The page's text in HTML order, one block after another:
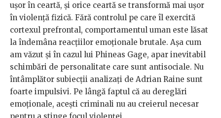
ușor în ceartă, și orice ceartă se transformă mai ușor
în violență fizică. Fără controlul pe care îl exercită
cortexul prefrontal, comportamentul uman este lăsat
la îndemâna reacțiilor emoționale brutale. Așa cum
am văzut și în cazul lui Phineas Gage, apar inevitabil
schimbări de personalitate care sunt antisociale. Nu
întâmplător subiecții analizați de Adrian Raine sunt
foarte impulsivi. Pe lângă faptul că au dereglări
emoționale, acești criminali nu au creierul necesar